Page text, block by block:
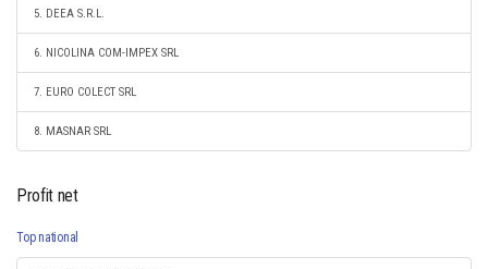
5. DEEA S.R.L.
6. NICOLINA COM-IMPEX SRL
7. EURO COLECT SRL
8. MASNAR SRL
Profit net
Top national